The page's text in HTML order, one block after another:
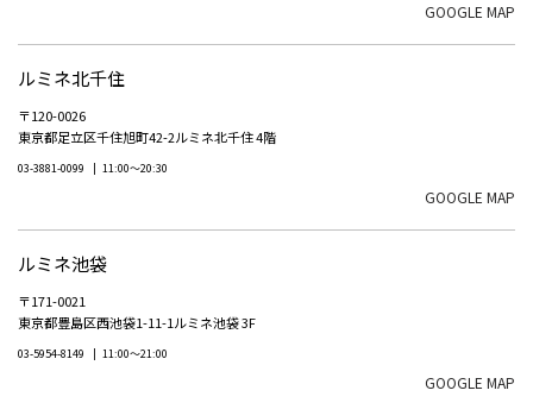
GOOGLE MAP
ルミネ北千住
〒120-0026
東京都足立区千住旭町42-2ルミネ北千住 4階
03-3881-0099 11:00～20:30
GOOGLE MAP
ルミネ池袋
〒171-0021
東京都豊島区西池袋1-11-1ルミネ池袋 3F
03-5954-8149 11:00～21:00
GOOGLE MAP